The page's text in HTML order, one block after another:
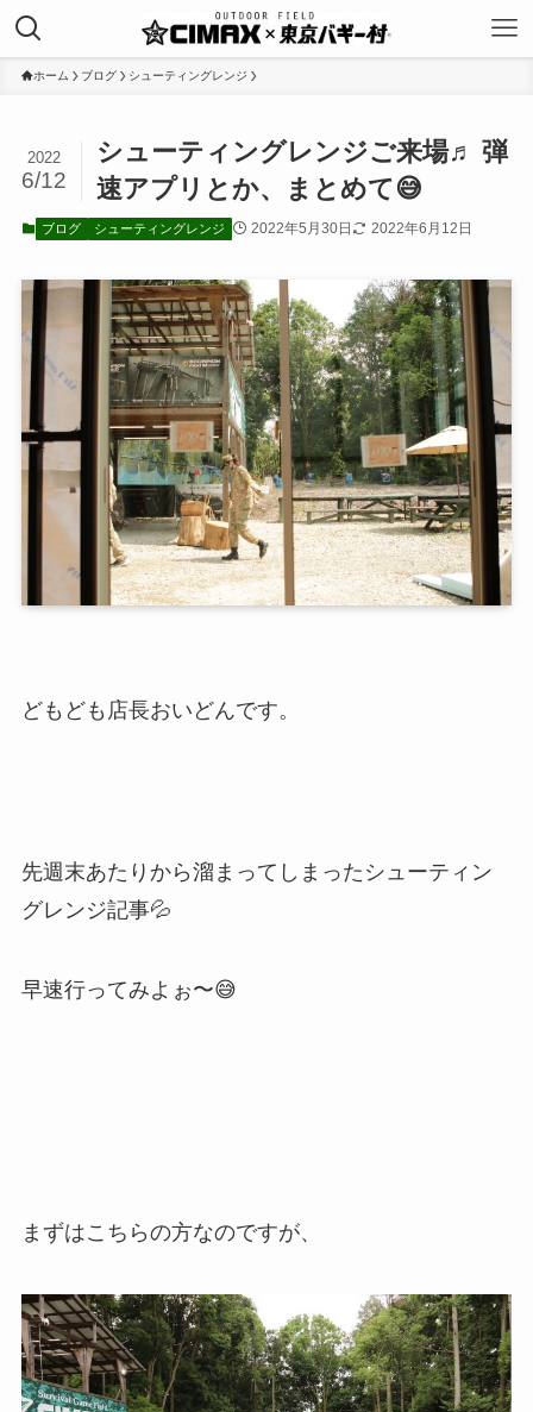
ホーム ブログ シューティングレンジ
シューティングレンジご来場♬ 弾
速アプリとか、まとめて😅
2022
6/12
ブログ シューティングレンジ 2022年5月30日 2022年6月12日
どもども店長おいどんです。
先週末あたりから溜まってしまったシューティン
グレンジ記事💦
早速行ってみよぉ〜😅
まずはこちらの方なのですが、